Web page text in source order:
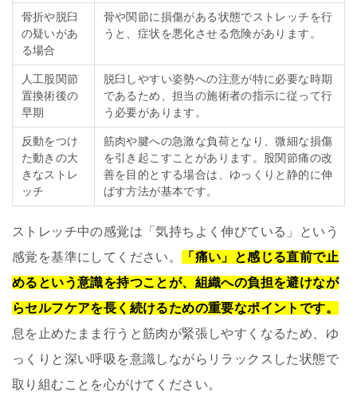
骨折や脱臼
の疑いがあ
る場合
骨や関節に損傷がある状態でストレッチを行
うと、症状を悪化させる危険があります。
人工股関節
置換術後の
早期
脱臼しやすい姿勢への注意が特に必要な時期
であるため、担当の施術者の指示に従って行
う必要があります。
反動をつけ
た動きの大
きなストレ
ッチ
筋肉や腱への急激な負荷となり、微細な損傷
を引き起こすことがあります。股関節痛の改
善を目的とする場合は、ゆっくりと静的に伸
ばす方法が基本です。
ストレッチ中の感覚は「気持ちよく伸びている」という
感覚を基準にしてください。
「痛い」と感じる直前で止
めるという意識を持つことが、組織への負担を避けなが
らセルフケアを長く続けるための重要なポイントです。
息を止めたまま行うと筋肉が緊張しやすくなるため、ゆ
っくりと深い呼吸を意識しながらリラックスした状態で
取り組むことを心がけてください。